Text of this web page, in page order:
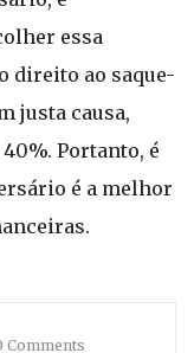
essa
direito ao saque-
justa causa,
Portanto, é
é a melhor
Comments